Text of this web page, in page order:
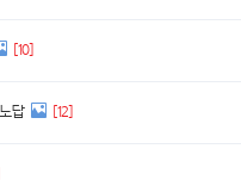
[10]
답 [12]